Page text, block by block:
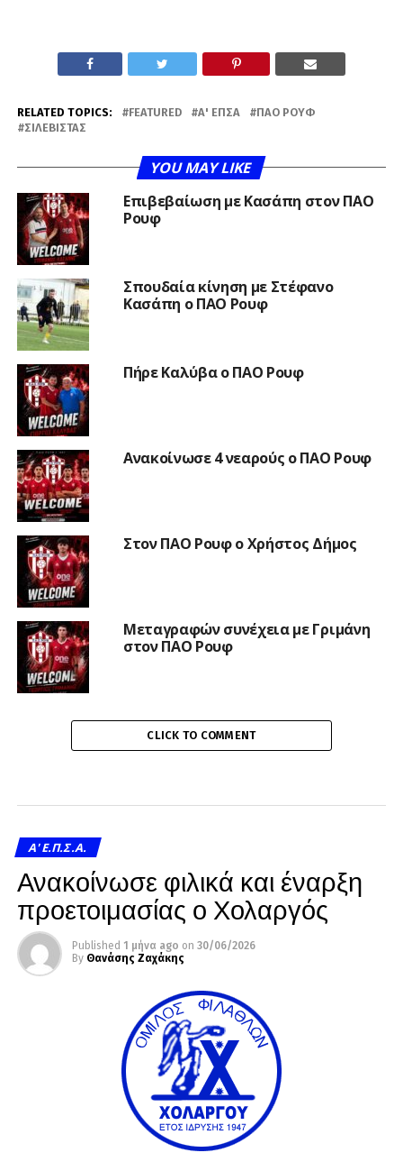
RELATED TOPICS: FEATURED Α' ΕΠΣΑ
ΠΑΟ ΡΟΥΦ
ΣΙΛΕΒΊΣΤΑΣ
YOU MAY LIKE
Επιβεβαίωση με Κασάπη στον ΠΑΟ
Ρουφ
Σπουδαία κίνηση με Στέφανο
Κασάπη ο ΠΑΟ Ρουφ
Πήρε Καλύβα ο ΠΑΟ Ρουφ
Ανακοίνωσε 4 νεαρούς ο ΠΑΟ Ρουφ
Στον ΠΑΟ Ρουφ ο Χρήστος Δήμος
Μεταγραφών συνέχεια με Γριμάνη
στον ΠΑΟ Ρουφ
CLICK TO COMMENT
A' Ε.Π.Σ.Α.
Ανακοίνωσε φιλικά και έναρξη
προετοιμασίας ο Χολαργός
Published 1 μήνα ago on 30/06/2026
By Θανάσης Ζαχάκης